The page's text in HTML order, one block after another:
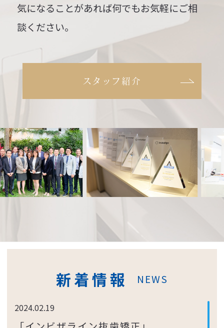
気になることがあれば何でもお気軽にご相
談ください。
スタッフ紹介
新着情報 NEWS
2024.02.19